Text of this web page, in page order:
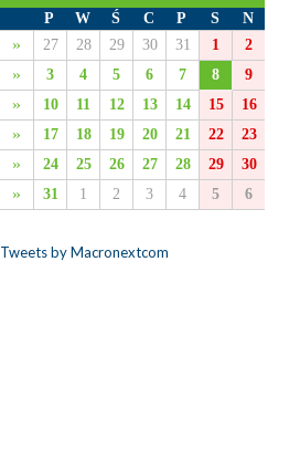
» 27 28 29 30 31 1 2
» 3 4 5 6 7 8 9
» 10 11 12 13 14 15 16
» 17 18 19 20 21 22 23
» 24 25 26 27 28 29 30
» 31 1 2 3 4 5 6
P W Ś C P S N
Tweets by Macronextcom